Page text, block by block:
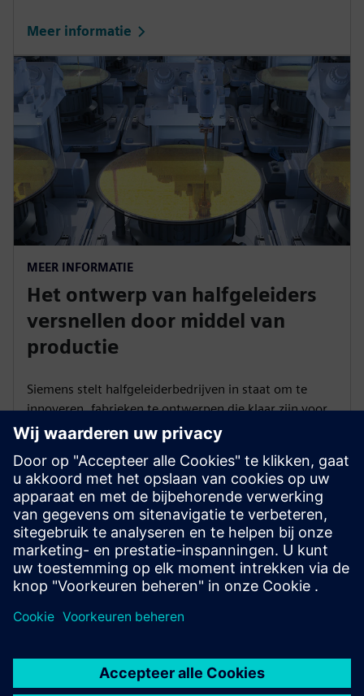
Meer informatie
MEER INFORMATIE
Het ontwerp van halfgeleiders
versnellen door middel van
productie
Siemens stelt halfgeleiderbedrijven in staat om te
innoveren, fabrieken te ontwerpen die klaar zijn voor
de toekomst en om met precisie en efficiëntie te
produceren, waardoor een slimmer en veerkrachtiger
wereldwijd halfgeleiderecosysteem wordt
opgebouwd.
Meer informatie